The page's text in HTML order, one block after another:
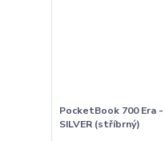
PocketBook 700 Era -
SILVER (stříbrný)